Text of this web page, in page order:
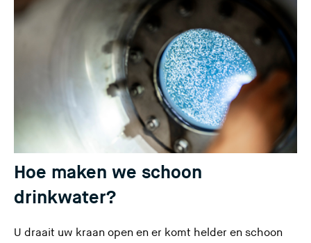
Hoe maken we schoon
drinkwater?
U draait uw kraan open en er komt helder en schoon